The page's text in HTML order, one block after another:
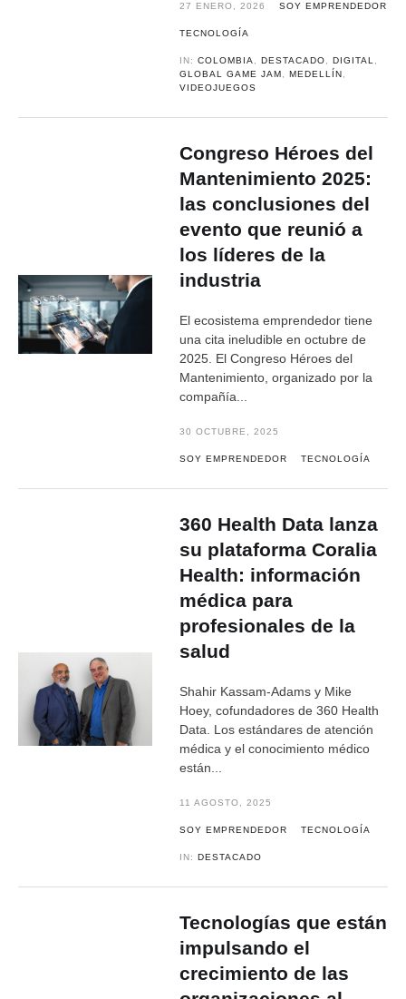
27 ENERO, 2026 SOY EMPRENDEDOR
TECNOLOGÍA
IN:COLOMBIA ,DESTACADO ,DIGITAL
GLOBAL GAME JAM
,MEDELLÍN
VIDEOJUEGOS
Congreso Héroes del
Mantenimiento 2025:
las conclusiones del
evento que reunió a
los líderes de la
industria
El ecosistema emprendedor tiene
una cita ineludible en octubre de
2025. El Congreso Héroes del
Mantenimiento, organizado por la
compañía...
30 OCTUBRE, 2025
SOY EMPRENDEDOR TECNOLOGÍA
360 Health Data lanza
su plataforma Coralia
Health: información
médica para
profesionales de la
salud
Shahir Kassam-Adams y Mike
Hoey, cofundadores de 360 Health
Data. Los estándares de atención
médica y el conocimiento médico
están...
11 AGOSTO, 2025
SOY EMPRENDEDOR TECNOLOGÍA
IN:DESTACADO
Tecnologías que están
impulsando el
crecimiento de las